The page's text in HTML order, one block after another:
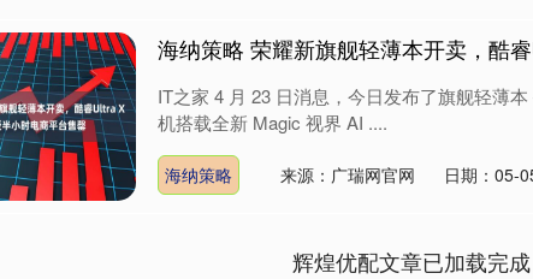
海纳策略 荣耀新旗舰轻薄本开卖，酷
IT之家 4 月 23 日消息，今日发布了旗舰轻薄
机搭载全新 Magic 视界 AI ....
海纳策略 来源：广瑞网官网 日期：05-
辉煌优配文章已加载完成